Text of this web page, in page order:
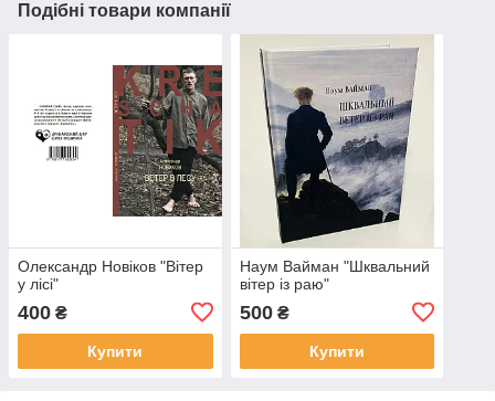
Подібні товари компанії
Олександр Новіков "Вітер
у лісі"
400 ₴
Купити
Наум Вайман "Шквальний
вітер із раю"
500₴
Купити